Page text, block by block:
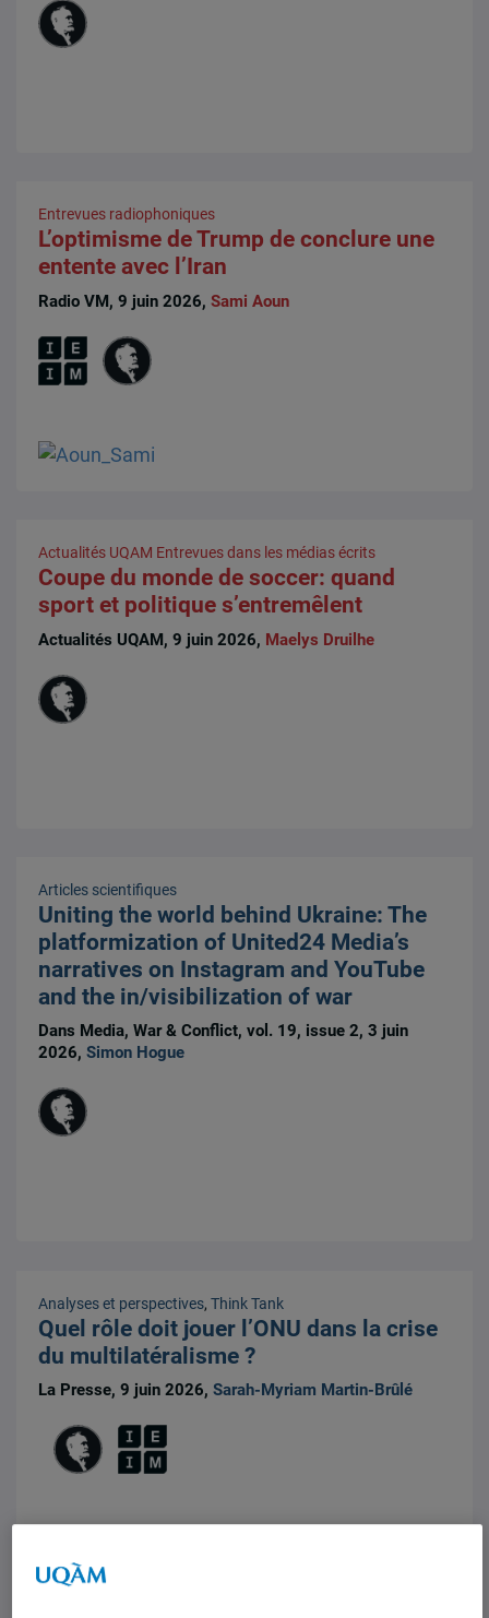
Entrevues radiophoniques
L’optimisme de Trump de conclure une
entente avec l’Iran
Radio VM, 9 juin 2026,Sami Aoun
Actualités UQAM Entrevues dans les médias écrits
Coupe du monde de soccer: quand
sport et politique s’entremêlent
Actualités UQAM, 9 juin 2026, Maelys Druilhe
Articles scientifiques
Uniting the world behind Ukraine: The
platformization of United24 Media’s
narratives on Instagram and YouTube
and the in/visibilization of war
Dans Media, War & Conflict, vol. 19, issue 2, 3 juin
2026,Simon Hogue
Analyses et perspectives,Think Tank
Quel rôle doit jouer l’ONU dans la crise
du multilatéralisme ?
La Presse, 9 juin 2026,Sarah-Myriam Martin-Brûlé